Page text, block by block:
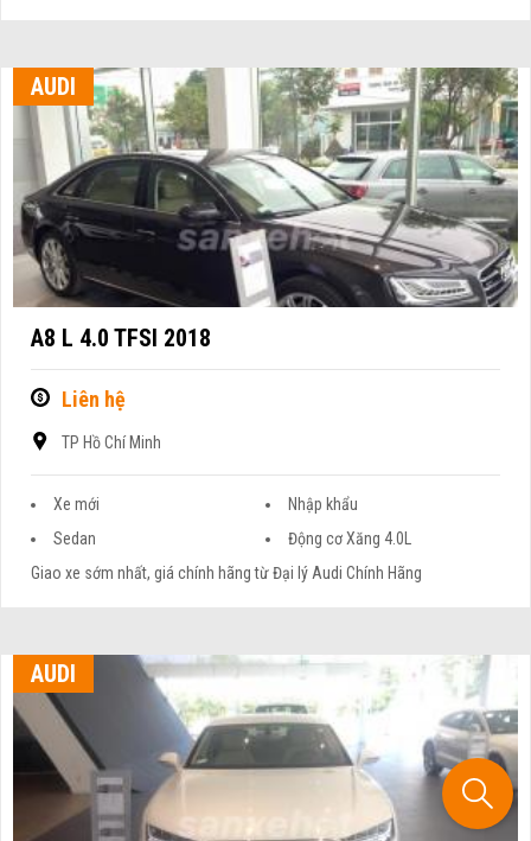
AUDI
A8 L 4.0 TFSI 2018
Liên hệ
TP Hồ Chí Minh
Xe mới
Nhập khẩu
Sedan
Động cơ Xăng 4.0L
Giao xe sớm nhất, giá chính hãng từ Đại lý Audi Chính Hãng
AUDI